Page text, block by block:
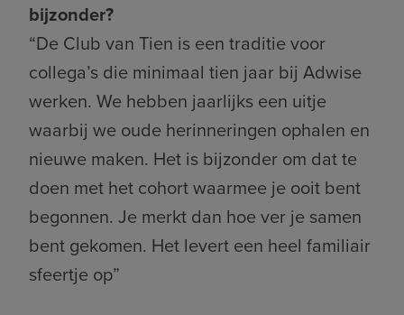
bijzonder?
“De Club van Tien is een traditie voor
collega’s die minimaal tien jaar bij Adwise
werken. We hebben jaarlijks een uitje
waarbij we oude herinneringen ophalen en
nieuwe maken. Het is bijzonder om dat te
doen met het cohort waarmee je ooit bent
begonnen. Je merkt dan hoe ver je samen
bent gekomen. Het levert een heel familiair
sfeertje op”